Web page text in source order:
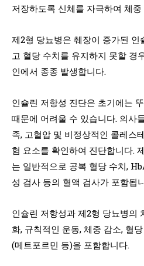
저장하도록 신체를 자극하여 체
제2형 당뇨병은 췌장이 증가된
고 혈당 수치를 유지하지 못할 경
인에서 종종 발생합니다.
인슐린 저항성 진단은 초기에는
때문에 어려울 수 있습니다. 의사
족, 고혈압 및 비정상적인 콜레스
험 요소를 확인하여 진단합니다.
는 일반적으로 공복 혈당 수치,
성 검사 등의 혈액 검사가 포함됩
인슐린 저항성과 제2형 당뇨병의
화, 규칙적인 운동, 체중 감소, 혈
(메트포르민 등)을 포함합니다.